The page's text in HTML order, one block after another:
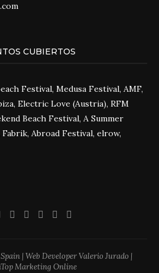
CUBIERTOS
Festival, Medusa Festival, AMF,
Electric Love (Austria), RFM
Beach Festival, A Summer
Abroad Festival, elrow,
| Web Developer Valerio Jurado |
Marketing Online